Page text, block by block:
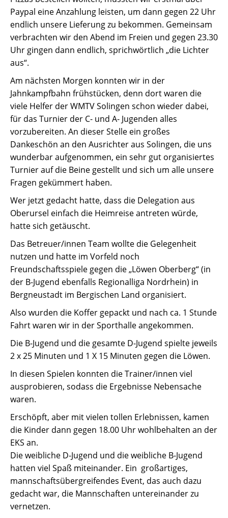
Paypal eine Anzahlung leisten, um dann gegen 22 Uhr
endlich unsere Lieferung zu bekommen. Gemeinsam
verbrachten wir den Abend im Freien und gegen 23.30
Uhr gingen dann endlich, sprichwörtlich „die Lichter
aus“.
Am nächsten Morgen konnten wir in der
Jahnkampfbahn frühstücken, denn dort waren die
viele Helfer der WMTV Solingen schon wieder dabei,
für das Turnier der C- und A- Jugenden alles
vorzubereiten. An dieser Stelle ein großes
Dankeschön an den Ausrichter aus Solingen, die uns
wunderbar aufgenommen, ein sehr gut organisiertes
Turnier auf die Beine gestellt und sich um alle unsere
Fragen gekümmert haben.
Wer jetzt gedacht hatte, dass die Delegation aus
Oberursel einfach die Heimreise antreten würde,
hatte sich getäuscht.
Das Betreuer/innen Team wollte die Gelegenheit
nutzen und hatte im Vorfeld noch
Freundschaftsspiele gegen die „Löwen Oberberg“ (in
der B-Jugend ebenfalls Regionalliga Nordrhein) in
Bergneustadt im Bergischen Land organisiert.
Also wurden die Koffer gepackt und nach ca. 1 Stunde
Fahrt waren wir in der Sporthalle angekommen.
Die B-Jugend und die gesamte D-Jugend spielte jeweils
2 x 25 Minuten und 1 X 15 Minuten gegen die Löwen.
In diesen Spielen konnten die Trainer/innen viel
ausprobieren, sodass die Ergebnisse Nebensache
waren.
Erschöpft, aber mit vielen tollen Erlebnissen, kamen
die Kinder dann gegen 18.00 Uhr wohlbehalten an der
EKS an.
Die weibliche D-Jugend und die weibliche B-Jugend
hatten viel Spaß miteinander. Ein großartiges,
mannschaftsübergreifendes Event, das auch dazu
gedacht war, die Mannschaften untereinander zu
vernetzen.